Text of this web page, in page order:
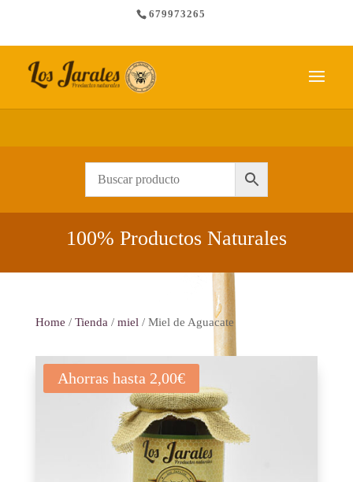
679973265
Envío gratis a partir de 65 €
100% Productos Naturales
Home / Tienda / miel / Miel de Aguacate
Ahorras hasta 2,00€